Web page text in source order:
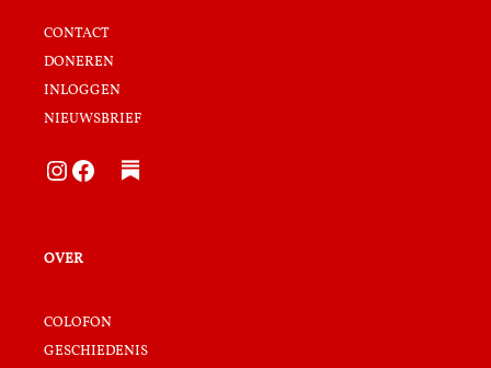
contact
doneren
inloggen
nieuwsbrief
Instagram Facebook
over
colofon
geschiedenis